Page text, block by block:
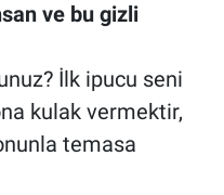
ve bu gizli
İlk ipucu seni
kulak vermektir,
temasa